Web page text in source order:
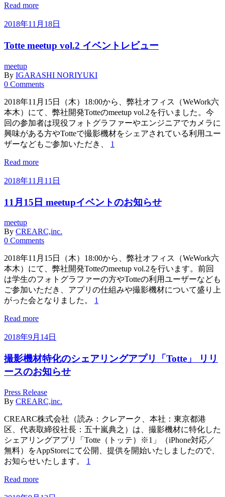
Read more
2018年11月18日
Totte meetup vol.2 イベントレビュー
meetup
By IGARASHI NORIYUKI
0 Comments
2018年11月15日（木）18:00から、弊社オフィス（WeWork六
本木）にて、弊社開発Totteのmeetup vol.2を行いました。今
回の参加者は現役フォトグラファーやエンジニアでカメラに
興味がある方やTotteで撮影機材をシェアされている利用ユー
ザーなどもご参加いただき、 1
Read more
2018年11月11日
11月15日 meetupイベントのお知らせ
meetup
By CREARC,inc.
0 Comments
2018年11月15日（木）18:00から、弊社オフィス（WeWork六
本木）にて、弊社開発Totteのmeetup vol.2を行います。前回
は学生のフォトグラファーの方やTotteの利用ユーザーなども
ご参加いただき、アプリの仕組みや撮影機材について盛り上
がった会となりました。 1
Read more
2018年9月14日
撮影機材特化のシェアリングアプリ「Totte」 リリ
ースのお知らせ
Press Release
By CREARC,inc.
CREARC株式会社（読み：クレアーク、本社：東京都港
区、代表取締役社長：五十嵐典之）は、撮影機材に特化した
シェアリングアプリ「Totte（トッテ）※1」（iPhone対応／
無料）をAppStoreにて公開、提供を開始いたしましたので、
お知らせいたします。 1
Read more